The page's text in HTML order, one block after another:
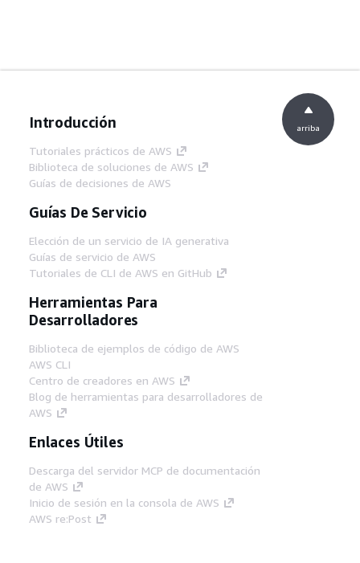
Introducción
Tutoriales prácticos de AWS
Biblioteca de soluciones de AWS
Guías de decisiones de AWS
Guías De Servicio
Elección de un servicio de IA generativa
Guías de servicio de AWS
Tutoriales de CLI de AWS en GitHub
Herramientas Para
Desarrolladores
Biblioteca de ejemplos de código de AWS
AWS CLI
Centro de creadores en AWS
Blog de herramientas para desarrolladores de
AWS
Enlaces Útiles
Descarga del servidor MCP de documentación
de AWS
Inicio de sesión en la consola de AWS
AWS re:Post
arriba